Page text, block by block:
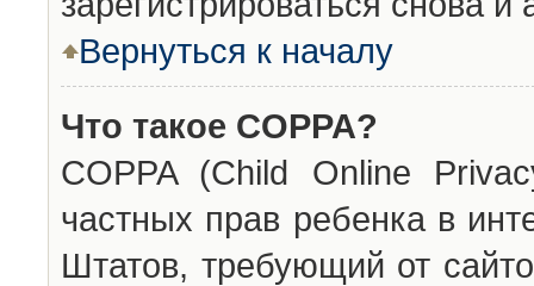
Вернуться к началу
Что такое COPPA?
COPPA (Child Online
частных прав ребенка в
Штатов, требующий от